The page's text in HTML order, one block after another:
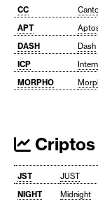
CC
APT
DASH
Dash
ICP
MORPHO
JST JUST
NIGHT
Midnight